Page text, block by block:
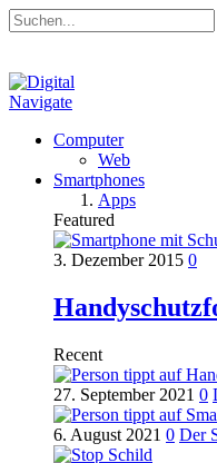
Navigate
Computer
Web
Smartphones
Apps
Featured
3. Dezember 2015 0
Recent
27. September 2021 0
6. August 2021 0 Der